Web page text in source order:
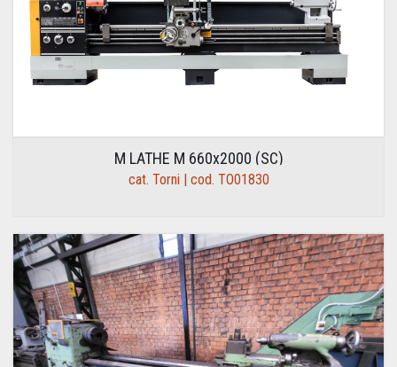
M LATHE M 660x2000 (SC)
cat. Torni | cod. TO01830